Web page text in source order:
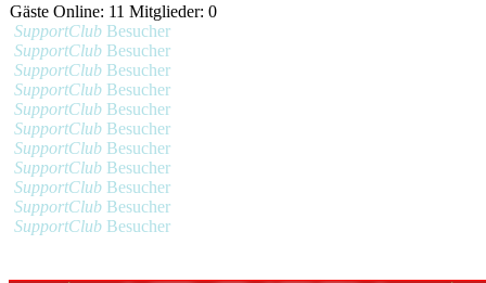
Gäste Online: 11 Mitglieder: 0
SupportClub Besucher
SupportClub Besucher
SupportClub Besucher
SupportClub Besucher
SupportClub Besucher
SupportClub Besucher
SupportClub Besucher
SupportClub Besucher
SupportClub Besucher
SupportClub Besucher
SupportClub Besucher